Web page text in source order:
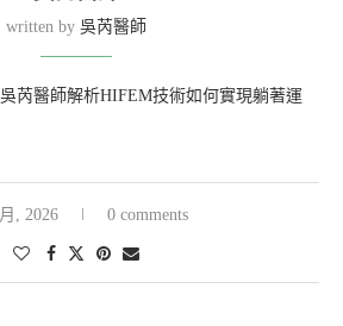
written by 吳芮醫師
芮醫師解析HIFEM技術如何實現躺著運
, 2026 0 comments